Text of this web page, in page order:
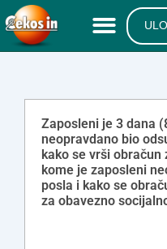
Zaposleni je 3 dana
neopravdano bio
kako se vrši obračun
kome je zaposleni
posla i kako se
za obavezno